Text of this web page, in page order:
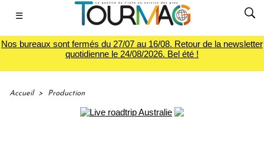
☰
Nos bureaux sont fermés du 27/07 au 16/08. Retour de la newsletter
quotidienne le 24/08/2026. Bel été !
Accueil > Production